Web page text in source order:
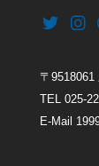
〒9518061
TEL 025-
E-Mail